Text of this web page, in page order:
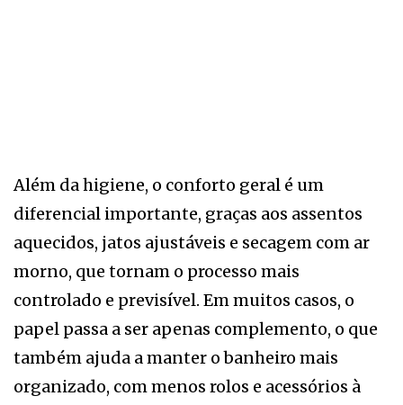
Além da higiene, o conforto geral é um
diferencial importante, graças aos assentos
aquecidos, jatos ajustáveis e secagem com ar
morno, que tornam o processo mais
controlado e previsível. Em muitos casos, o
papel passa a ser apenas complemento, o que
também ajuda a manter o banheiro mais
organizado, com menos rolos e acessórios à